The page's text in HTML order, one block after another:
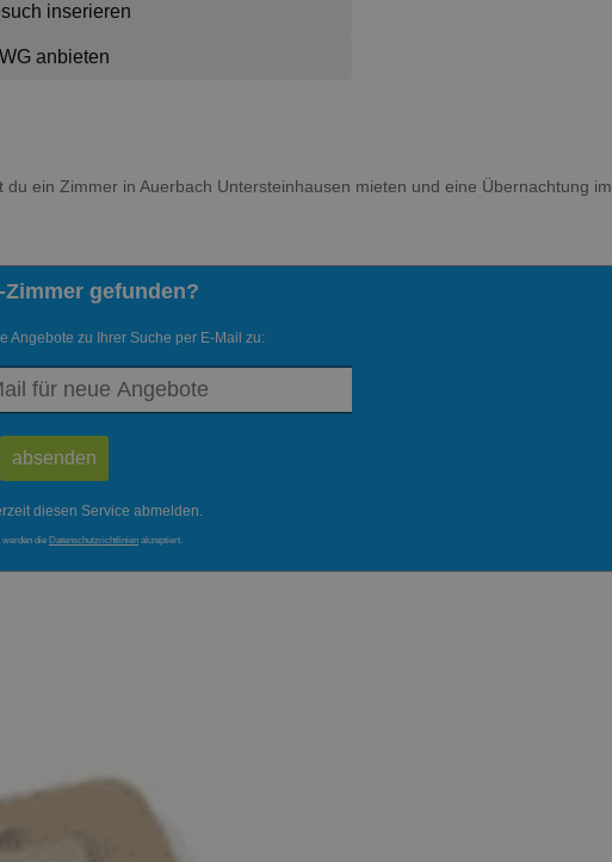
inserieren
WG anbieten
ein Zimmer in Auerbach Untersteinhausen mieten und eine Übernachtung im
Zimmer gefunden?
Angebote zu Ihrer Suche per E-Mail zu:
diesen Service abmelden.
werden die Datenschutzrichtlinien akzeptiert.